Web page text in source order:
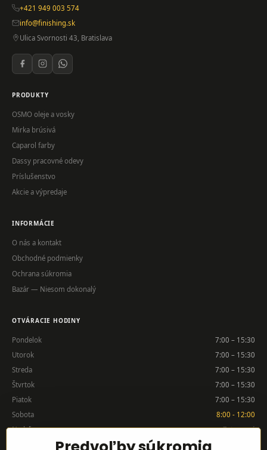
+421 949 003 574
info@finishing.sk
Ulica Svornosti 43, Bratislava
PRODUKTY
OSMO oleje a vosky
Mirka brúsivá
Caparol farby
Dassy pracovné odevy
Príslušenstvo
Akcie a výpredaje
INFORMÁCIE
O nás a kontakt
Obchodné podmienky
Ochrana súkromia
Bazár — Niesom dokonalý
OTVÁRACIE HODINY
Pondelok
7:00 – 15:30
Utorok
7:00 – 15:30
Streda
7:00 – 15:30
Štvrtok
7:00 – 15:30
Piatok
7:00 – 15:30
Sobota
8:00 - 12:00
Nedeľa
Zatvorené